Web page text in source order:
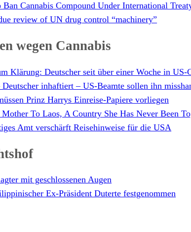
Cannabis Compound Under International
review of UN drug control “machinery”
wegen Cannabis
Klärung: Deutscher seit über einer Woche in US-
inhaftiert – US-Beamte sollen ihn
Prinz Harrys Einreise-Papiere vorliegen
To Laos, A Country She Has Never Been
Amt verschärft Reisehinweise für die USA
mit geschlossenen Augen
Ex-Präsident Duterte festgenommen